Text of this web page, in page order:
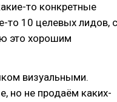
то конкретные
то 10 целевых лидов, с
это хорошим
визуальными.
но не продаём каких-